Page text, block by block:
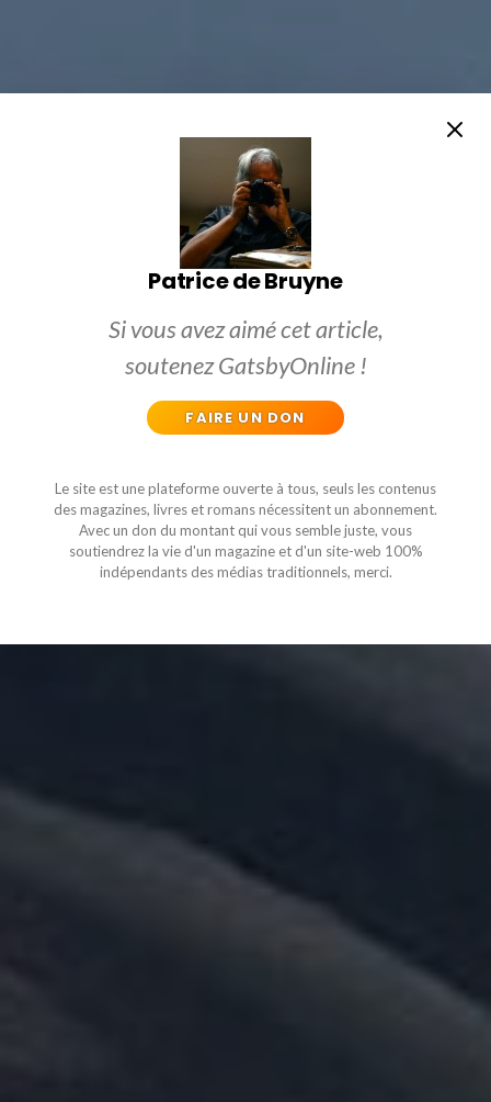
Patrice de Bruyne
Si vous avez aimé cet article,
soutenez GatsbyOnline !
FAIRE UN DON
Le site est une plateforme ouverte à tous, seuls les contenus
des magazines, livres et romans nécessitent un abonnement.
Avec un don du montant qui vous semble juste, vous
soutiendrez la vie d'un magazine et d'un site-web 100%
indépendants des médias traditionnels, merci.